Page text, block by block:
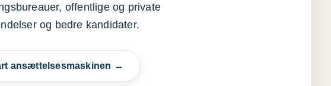
offentlige og private
og bedre kandidater.
ansættelsesmaskinen →